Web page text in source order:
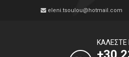
eleni.tsoulou@hotmail.com